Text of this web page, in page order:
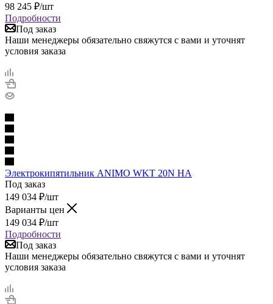
98 245 ₽/шт
Подробности
Под заказ
Наши менеджеры обязательно свяжутся с вами и уточнят
условия заказа
Электрокипятильник ANIMO WKT 20N HA
Под заказ
149 034 ₽/шт
Варианты цен
149 034 ₽/шт
Подробности
Под заказ
Наши менеджеры обязательно свяжутся с вами и уточнят
условия заказа